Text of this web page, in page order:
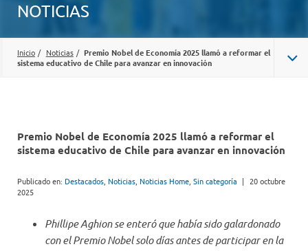
NOTICIAS
Inicio / Noticias / Premio Nobel de Economía 2025 llamó a reformar el
sistema educativo de Chile para avanzar en innovación
Premio Nobel de Economía 2025 llamó a reformar el
sistema educativo de Chile para avanzar en innovación
Publicado en: Destacados Noticias Noticias Home Sin categoría | 20 octubre
2025
Phillipe Aghion se enteró que había sido galardonado
con el Premio Nobel solo días antes de participar en la